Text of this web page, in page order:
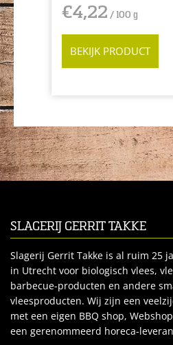
€4,22 / 100 g
BEKIJK PRODUCT
SLAGERIJ GERRIT TAKKE
Slagerij Gerrit Takke is al ruim 25
in Utrecht voor biologisch vlees,
barbecue-producten en andere
vleesproducten. Wij zijn een
met een eigen BBQ shop,
een gerenommeerd horeca-